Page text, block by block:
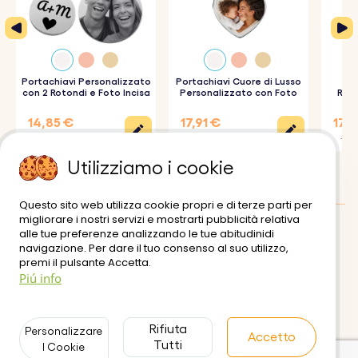
Come funziona:
1. Seleziona la tua data speciale: scegli la data
importante che desideri evidenziare con il nostro
portachiavi calendario personalizzato.
personalizzato, un nome o una data speciale da
3. Assembla e regala: il portachiavi con data speciale
incisa è pronto per essere regalato, rendilo un regalo
unico.
Specifiche:
Dimensioni del cerchio piccolo: 18 mm x 18 mm
Dimensioni dell'anello: 25 mm x 25 mm
Portachiavi Personalizzato
con 2 Rotondi e Foto Incisa
14,85 €
Portachiavi Cuore di Lusso
Personalizzato con Foto
17,91 €
Consegna
Informativa sulla Privacy
Contattaci
Recensioni dei clienti: 0/5
Utilizziamo i cookie
Questo sito web utilizza cookie propri e di terze parti per
migliorare i nostri servizi e mostrarti pubblicità relativa
alle tue preferenze analizzando le tue abitudinidi
navigazione. Per dare il tuo consenso al suo utilizzo,
premi il pulsante Accetta.
Piú info
Personalizzare
I Cookie
Rifiuta
Tutti
Accetto